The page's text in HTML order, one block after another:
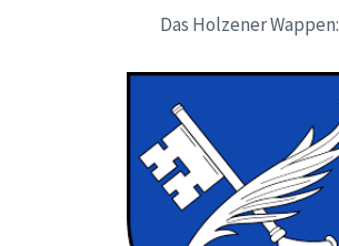
Das Holzener Wappen: